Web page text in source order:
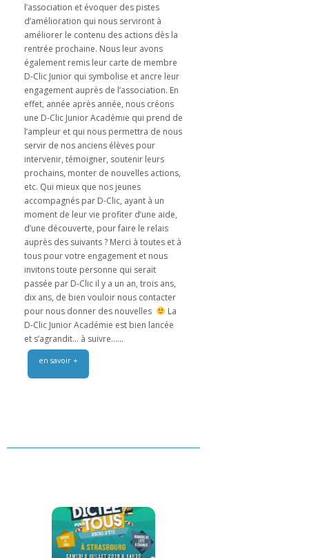
l’association et évoquer des pistes
d’amélioration qui nous serviront à
améliorer le contenu des actions dès la
rentrée prochaine. Nous leur avons
également remis leur carte de membre
D-Clic Junior qui symbolise et ancre leur
engagement auprès de l’association. En
effet, année après année, nous créons
une D-Clic Junior Académie qui prend de
l’ampleur et qui nous permettra de nous
servir de nos anciens élèves pour
intervenir, témoigner, soutenir leurs
prochains, monter de nouvelles actions,
etc. Qui mieux que nos jeunes
accompagnés par D-Clic, ayant à un
moment de leur vie profiter d’une aide,
d’une découverte, pour faire le relais
auprès des suivants ? Merci à toutes et à
tous pour votre engagement et nous
invitons toute personne qui serait
passée par D-Clic il y a un an, trois ans,
dix ans, de bien vouloir nous contacter
pour nous donner des nouvelles
La
D-Clic Junior Académie est bien lancée
et s’agrandit… à suivre…...
en savoir +